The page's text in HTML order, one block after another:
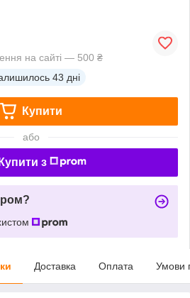
на сайті — 500 ₴
43 дні
Купити
або
Купити з
Доставка Оплата Умови